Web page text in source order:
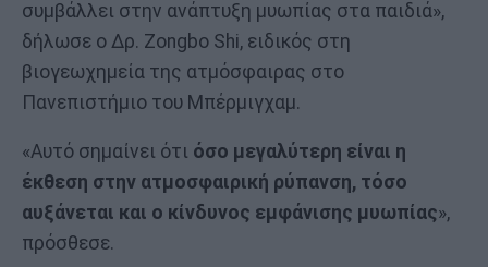
συμβάλλει στην ανάπτυξη μυωπίας στα παιδιά»,
δήλωσε ο Δρ. Zongbo Shi, ειδικός στη
βιογεωχημεία της ατμόσφαιρας στο
Πανεπιστήμιο του Μπέρμιγχαμ.
«Αυτό σημαίνει ότι όσο μεγαλύτερη είναι η
έκθεση στην ατμοσφαιρική ρύπανση, τόσο
αυξάνεται και ο κίνδυνος εμφάνισης μυωπίας»,
πρόσθεσε.